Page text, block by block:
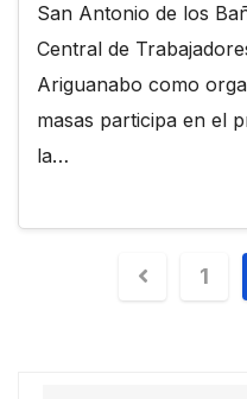
San Antonio de los
Central de
Ariguanabo como
masas participa en el
la…
1